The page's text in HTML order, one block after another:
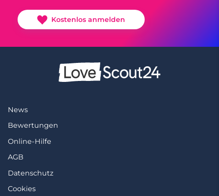
Kostenlos anmelden
News
Bewertungen
Online-Hilfe
AGB
Datenschutz
Cookies